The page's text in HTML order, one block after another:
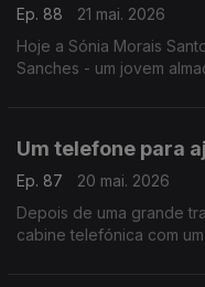
Ep. 88
21 mai. 2026
Hoje a Sónia Morais
Sanches - um jovem
Um telefone para
Ep. 87
20 mai. 2026
Depois de uma grande
cabine telefónica com